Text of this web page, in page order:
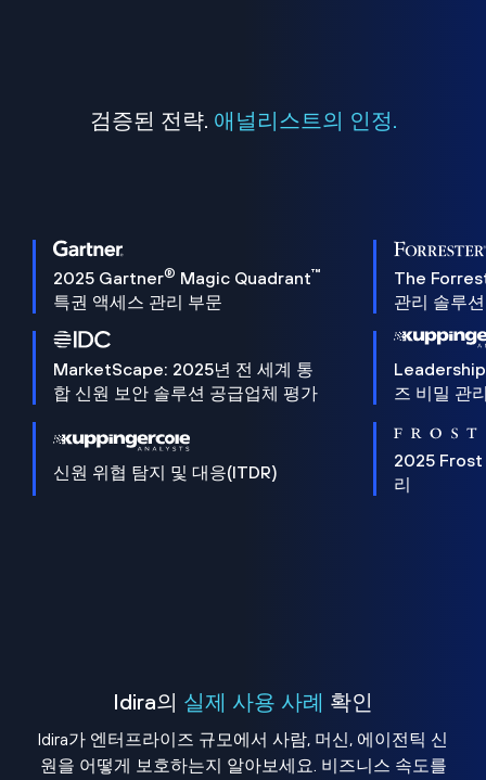
검증된 전략. 애널리스트의 인정.
2025 Gartner® Magic Quadrant™
특권 액세스 관리 부문
The
관리 솔루
MarketScape: 2025년 전 세계 통
합 신원 보안 솔루션 공급업체 평가
즈 비밀 관
신원 위협 탐지 및 대응(ITDR)
2025 Frost
리
Idira의 실제 사용 사례 확인
Idira가 엔터프라이즈 규모에서 사람, 머신, 에이전틱 신
원을 어떻게 보호하는지 알아보세요. 비즈니스 속도를